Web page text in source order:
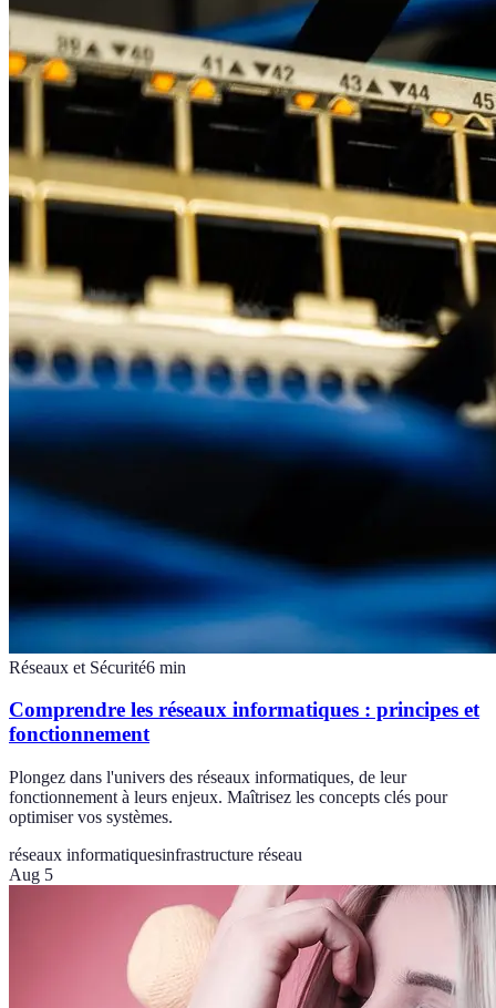
Réseaux et Sécurité6 min
Comprendre les réseaux informatiques : principes et
fonctionnement
Plongez dans l'univers des réseaux informatiques, de leur
fonctionnement à leurs enjeux. Maîtrisez les concepts clés pour
optimiser vos systèmes.
réseaux informatiquesinfrastructure réseau
Aug 5